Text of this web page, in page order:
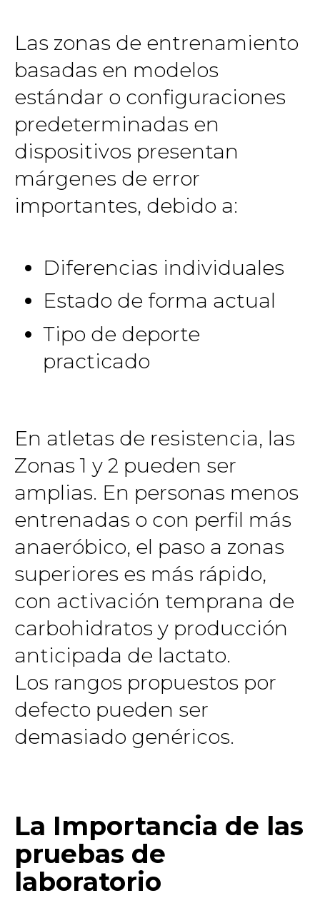
Las zonas de entrenamiento
basadas en modelos
estándar o configuraciones
predeterminadas en
dispositivos presentan
márgenes de error
importantes, debido a:
Diferencias individuales
Estado de forma actual
Tipo de deporte
practicado
En atletas de resistencia, las
Zonas 1 y 2 pueden ser
amplias. En personas menos
entrenadas o con perfil más
anaeróbico, el paso a zonas
superiores es más rápido,
con activación temprana de
carbohidratos y producción
anticipada de lactato.
Los rangos propuestos por
defecto pueden ser
demasiado genéricos.
La Importancia de las
pruebas de
laboratorio